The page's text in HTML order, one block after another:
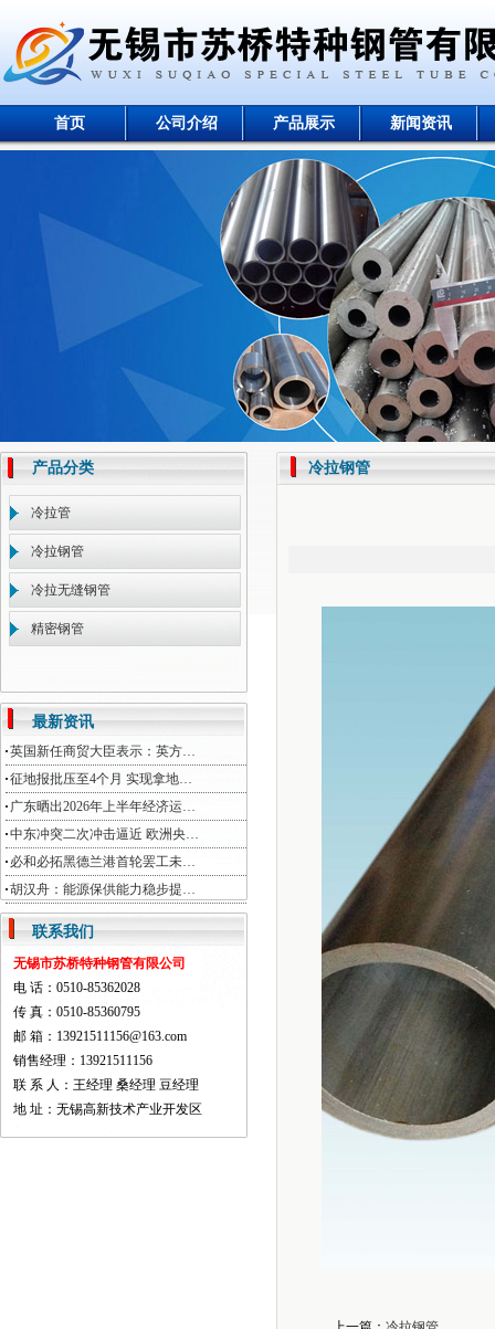
首页 公司介绍 产品展示 新闻资讯
产品分类
冷拉管
冷拉钢管
冷拉无缝钢管
精密钢管
最新资讯
英国新任商贸大臣表示：英方…
征地报批压至4个月 实现拿地…
广东晒出2026年上半年经济运…
中东冲突二次冲击逼近 欧洲央…
必和必拓黑德兰港首轮罢工未…
胡汉舟：能源保供能力稳步提…
联系我们
无锡市苏桥特种钢管有限公司
电 话：0510-85362028
传 真：0510-85360795
邮 箱：13921511156@163.com
销售经理：13921511156
联 系 人：王经理 桑经理 豆经理
地 址：无锡高新技术产业开发区
冷拉钢管